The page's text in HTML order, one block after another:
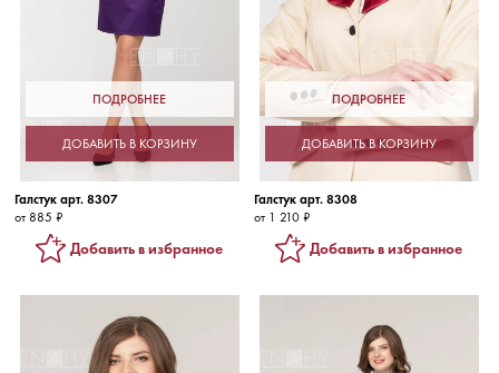
ПОДРОБНЕЕ
ДОБАВИТЬ В КОРЗИНУ
Галстук арт. 8307
от 885 ₽
Добавить в избранное
ПОДРОБНЕЕ
ДОБАВИТЬ В КОРЗИНУ
Галстук арт. 8308
от 1 210 ₽
Добавить в избранное